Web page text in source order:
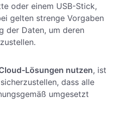
oder einem USB-Stick,
gelten strenge Vorgaben
der Daten, um deren
Lösungen nutzen, ist
dass alle
umgesetzt